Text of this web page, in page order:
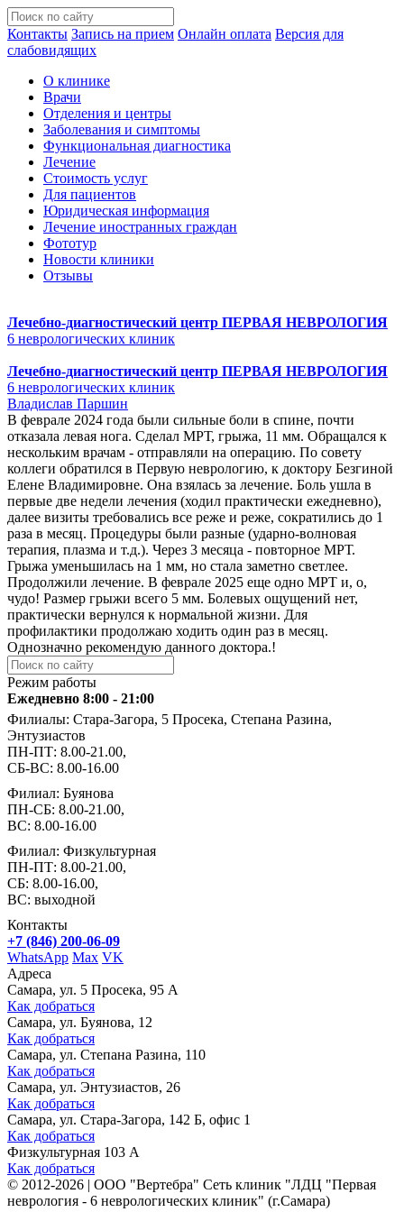
Контакты Запись на прием Онлайн оплата Версия для
слабовидящих
О клинике
Врачи
Отделения и центры
Заболевания и симптомы
Функциональная диагностика
Лечение
Стоимость услуг
Для пациентов
Юридическая информация
Лечение иностранных граждан
Фототур
Новости клиники
Отзывы
Лечебно-диагностический центр ПЕРВАЯ НЕВРОЛОГИЯ
6 неврологических клиник
Лечебно-диагностический центр ПЕРВАЯ НЕВРОЛОГИЯ
6 неврологических клиник
Владислав Паршин
В феврале 2024 года были сильные боли в спине, почти
отказала левая нога. Сделал МРТ, грыжа, 11 мм. Обращался к
нескольким врачам - отправляли на операцию. По совету
коллеги обратился в Первую неврологию, к доктору Безгиной
Елене Владимировне. Она взялась за лечение. Боль ушла в
первые две недели лечения (ходил практически ежедневно),
далее визиты требовались все реже и реже, сократились до 1
раза в месяц. Процедуры были разные (ударно-волновая
терапия, плазма и т.д.). Через 3 месяца - повторное МРТ.
Грыжа уменьшилась на 1 мм, но стала заметно светлее.
Продолжили лечение. В феврале 2025 еще одно МРТ и, о,
чудо! Размер грыжи всего 5 мм. Болевых ощущений нет,
практически вернулся к нормальной жизни. Для
профилактики продолжаю ходить один раз в месяц.
Однозначно рекомендую данного доктора.!
Режим работы
Ежедневно 8:00 - 21:00
Филиалы: Стара-Загора, 5 Просека, Степана Разина,
Энтузиастов
ПН-ПТ: 8.00-21.00,
СБ-ВС: 8.00-16.00
Филиал: Буянова
ПН-СБ: 8.00-21.00,
ВС: 8.00-16.00
Филиал: Физкультурная
ПН-ПТ: 8.00-21.00,
СБ: 8.00-16.00,
ВС: выходной
Контакты
+7 (846) 200-06-09
WhatsApp Max VK
Адреса
Самара, ул. 5 Просека, 95 А
Как добраться
Самара, ул. Буянова, 12
Как добраться
Самара, ул. Степана Разина, 110
Как добраться
Самара, ул. Энтузиастов, 26
Как добраться
Самара, ул. Стара-Загора, 142 Б, офис 1
Как добраться
Физкультурная 103 А
Как добраться
© 2012-2026 | ООО "Вертебра" Сеть клиник "ЛДЦ "Первая
неврология - 6 неврологических клиник" (г.Самара)